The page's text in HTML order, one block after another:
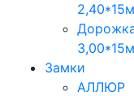
Замки
АЛЛЮР